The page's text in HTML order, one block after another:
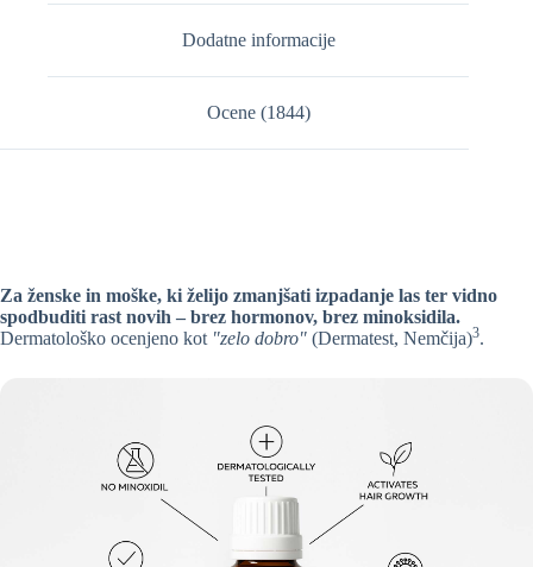
Dodatne informacije
Ocene (1844)
Za ženske in moške, ki želijo zmanjšati izpadanje las ter vidno
spodbuditi rast novih – brez hormonov, brez minoksidila.
Dermatološko ocenjeno kot "zelo dobro" (Dermatest, Nemčija)3.